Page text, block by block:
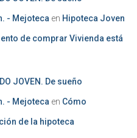
- Mejoteca en Hipoteca Joven
de comprar Vivienda está
JOVEN. De sueño
- Mejoteca en Cómo
de la hipoteca